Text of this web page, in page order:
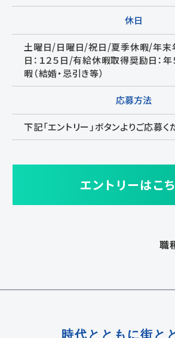
休日
土曜日/日曜日/祝日/夏季休暇/年末
日：１２５日/有給休暇取得奨励日：
暇（結婚・忌引き等）
応募方法
下記「エントリー」ボタンよりご応募く
エントリーはこ
職
時代とともに街と